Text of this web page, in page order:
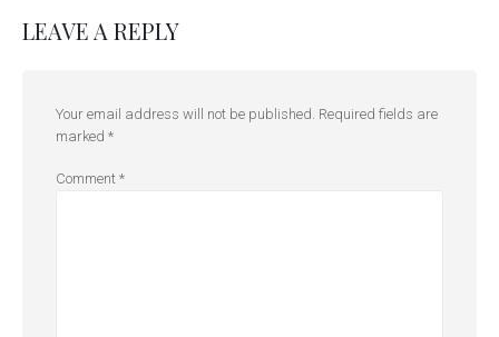
LEAVE A REPLY
Your email address will not be published. Required fields are
marked *
Comment *